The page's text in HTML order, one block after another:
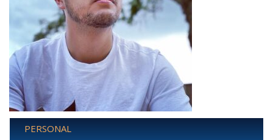
PERSONAL